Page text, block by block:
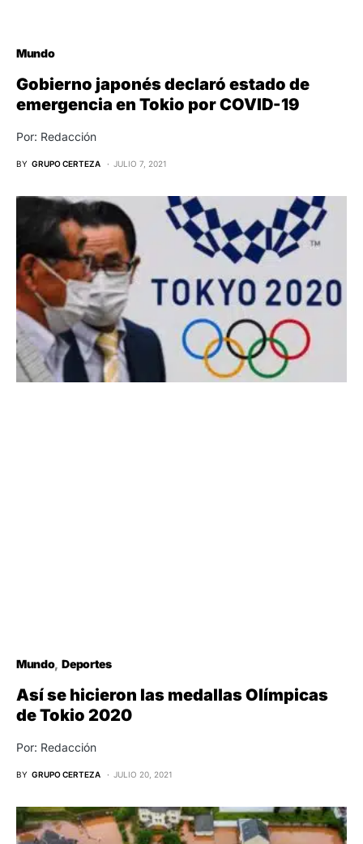
Mundo
Gobierno japonés declaró estado de
emergencia en Tokio por COVID-19
Por: Redacción
BY GRUPO CERTEZA JULIO 7, 2021
Mundo Deportes
Así se hicieron las medallas Olímpicas
de Tokio 2020
Por: Redacción
BY GRUPO CERTEZA JULIO 20, 2021